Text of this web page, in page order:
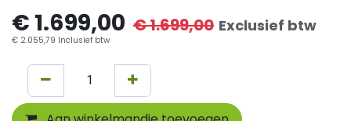
€ 1.699,00 €1.699,00 Exclusief btw
€ 2.055,79 Inclusief btw